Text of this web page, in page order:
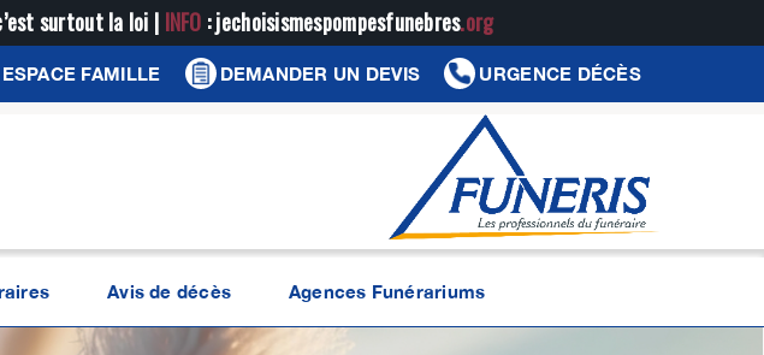
surtout la loi | INFO : jechoisismespompesfunebres.org
ESPACE FAMILLE DEMANDER UN DEVIS URGENCE DÉCÈS
Avis de décès Agences Funérariums